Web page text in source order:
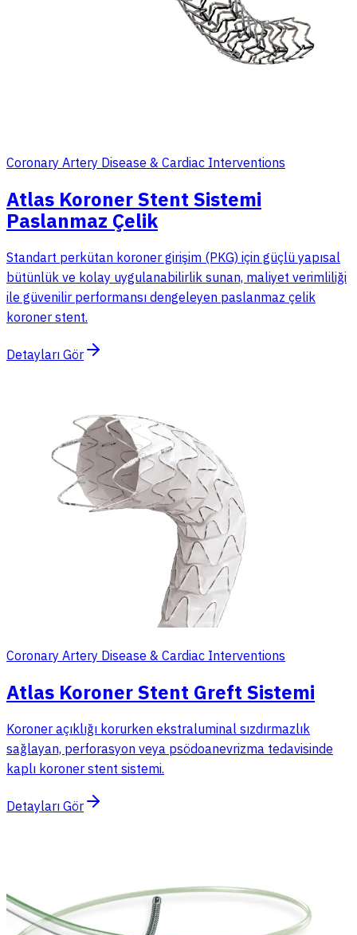
Coronary Artery Disease & Cardiac Interventions
Atlas Koroner Stent Sistemi
Paslanmaz Çelik
Standart perkütan koroner girişim (PKG) için güçlü yapısal
bütünlük ve kolay uygulanabilirlik sunan, maliyet verimliliği
ile güvenilir performansı dengeleyen paslanmaz çelik
koroner stent.
Detayları Gör
Coronary Artery Disease & Cardiac Interventions
Atlas Koroner Stent Greft Sistemi
Koroner açıklığı korurken ekstraluminal sızdırmazlık
sağlayan, perforasyon veya psödoanevrizma tedavisinde
kaplı koroner stent sistemi.
Detayları Gör